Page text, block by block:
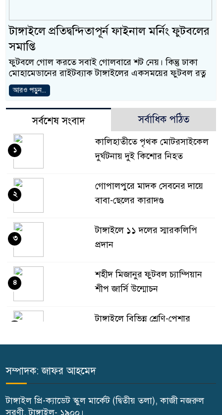
টাঙ্গাইলে প্রতিদ্বন্দিতাপূর্ন ফাইনাল মর্নিং ফুটবলের
সমাপ্তি
ফুটবলে গোল করতে সবাই গোলবারে শট নেয়। কিন্তু ঢাকা
মোহামেডানের রাইটব্যাক টাঙ্গাইলের একসময়ের ফুটবল রত্ন
আরও পড়ুন...
সর্বশেষ সংবাদ সর্বাধিক পঠিত
কালিহাতীতে পৃথক মোটরসাইকেল
দুর্ঘটনায় দুই কিশোর নিহত
১
গোপালপুরে মাদক সেবনের দায়ে
বাবা-ছেলের কারাদণ্ড
২
টাঙ্গাইলে ১১ দলের স্মারকলিপি
প্রদান
৩
শহীদ মিজানুর ফুটবল চ্যাম্পিয়ান
শীপ জার্সি উন্মোচন
৪
টাঙ্গাইলে বিভিন্ন শ্রেণি-পেশার
বিতরণ
দেশকে অস্থিতিশীল করার ষড়যন্ত্র
টুকু
৬
সম্পাদক: জাফর আহমেদ
টাঙ্গাইল প্রি-ক্যাডেট স্কুল মার্কেট (দ্বিতীয় তলা), কাজী নজরুল
সরণী, টাঙ্গাইল- ১৯০০।